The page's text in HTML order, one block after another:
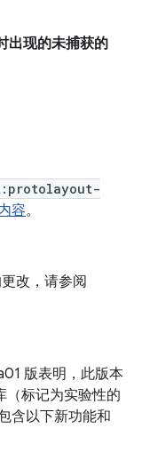
出现的未捕获的
容。
改，请参阅
版表明，此版本
（标记为实验性的
含以下新功能和